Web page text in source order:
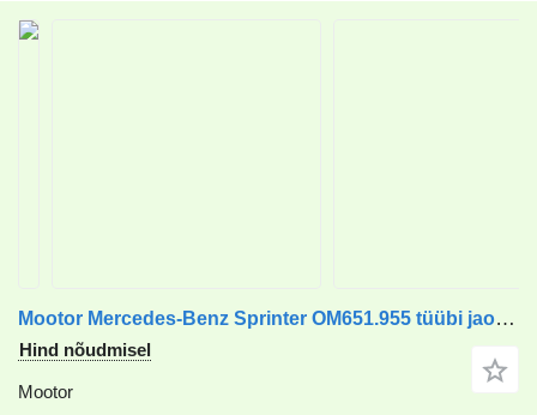
Mootor Mercedes-Benz Sprinter OM651.955 tüübi jaoks mikrobussi Mercedes-Benz Sprinter
Hind nõudmisel
Mootor